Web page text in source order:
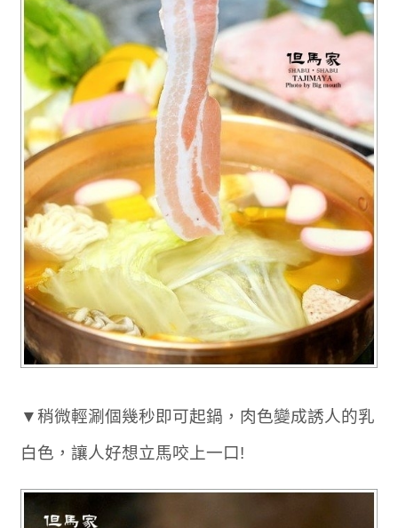
▼稍微輕涮個幾秒即可起鍋，肉色變成誘人的乳
白色，讓人好想立馬咬上一口!